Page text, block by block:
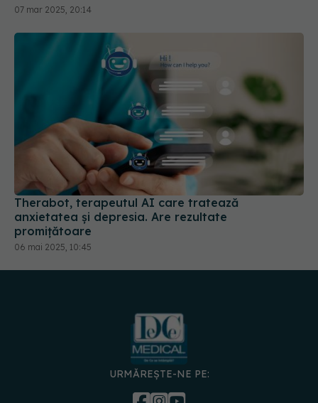
Therabot, terapeutul AI care tratează
anxietatea și depresia. Are rezultate
promițătoare
06 mai 2025, 10:45
URMĂREȘTE-NE PE: